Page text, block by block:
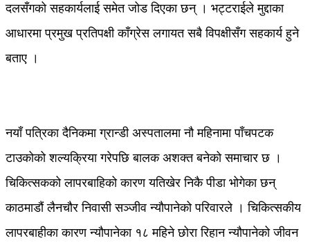
दलसँगको सहकार्यलाई समेत जोड दिएका छन् । भट्टराईले मुद्दाका
आधारमा प्रमुख प्रतिपक्षी काँग्रेस लगायत सबै विपक्षीसँग सहकार्य हुने
बताए ।
नयाँ पत्रिका दैनिकमा ग्रान्डी अस्पतालमा नौ महिनामा पाँचपटक
टाउकोको शल्यक्रिया गरेपछि बालक अशक्त बनेको समाचार छ ।
चिकित्सकको लापरबाहिको कारण यतिखेर निकै पीडा भोगेका छन्
काठमाडौं लैनचौर निवासी सञ्जीव न्यौपानेको परिवारले । चिकित्सकीय
लापरबाहीका कारण न्यौपानेका १८ महिने छोरा रिहान न्यौपानेको जीवन